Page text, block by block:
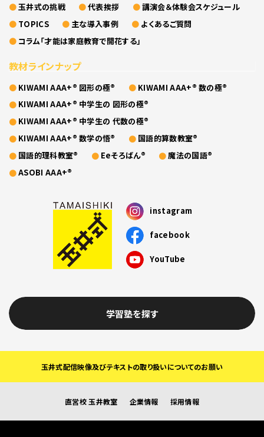
玉井式の挑戦
代表挨拶
講演会＆体験会スケジュール
TOPICS
主な導入事例
よくあるご質問
コラム「才能は家庭教育で開花する」
教材ラインナップ
KIWAMI AAA+® 図形の極®
KIWAMI AAA+® 数の極®
KIWAMI AAA+® 中学生の 図形の極®
KIWAMI AAA+® 中学生の 代数の極®
KIWAMI AAA+® 数学の悟®
国語的算数教室®
国語的理科教室®
Eeそろばん®
魔法の国語®
ASOBI AAA+®
instagram
facebook
YouTube
学習塾を探す
玉井式配信映像及びテキストの取り扱いについてのお願い
直営校 玉井教室 企業情報 採用情報